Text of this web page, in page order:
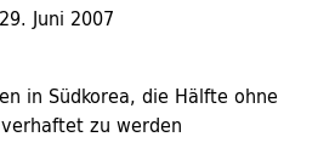
29. Juni 2007
in Südkorea, die Hälfte ohne
zu werden